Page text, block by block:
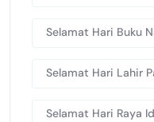
Selamat Hari Buku
Selamat Hari Lahir
Selamat Hari Raya